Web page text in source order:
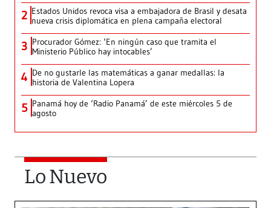
2 Estados Unidos revoca visa a embajadora de Brasil y desata
nueva crisis diplomática en plena campaña electoral
3 Procurador Gómez: ‘En ningún caso que tramita el
Ministerio Público hay intocables’
4 De no gustarle las matemáticas a ganar medallas: la
historia de Valentina Lopera
5 Panamá hoy de ‘Radio Panamá’ de este miércoles 5 de
agosto
Lo Nuevo